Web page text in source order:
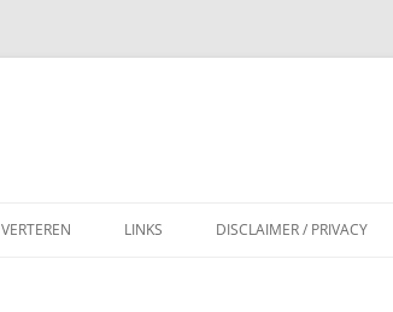
LINKS DISCLAIMER / PRIVACY